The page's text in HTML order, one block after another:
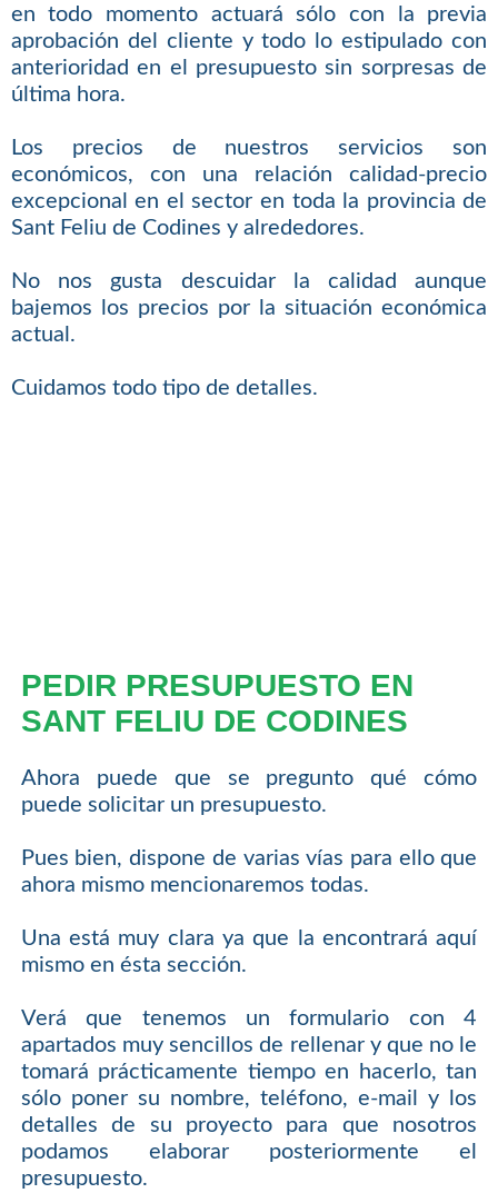
en todo momento actuará sólo con la previa
aprobación del cliente y todo lo estipulado con
anterioridad en el presupuesto sin sorpresas de
última hora.
Los precios de nuestros servicios son
económicos, con una relación calidad-precio
excepcional en el sector en toda la provincia de
Sant Feliu de Codines y alrededores.
No nos gusta descuidar la calidad aunque
bajemos los precios por la situación económica
actual.
Cuidamos todo tipo de detalles.
PEDIR PRESUPUESTO EN
SANT FELIU DE CODINES
Ahora puede que se pregunto qué cómo
puede solicitar un presupuesto.
Pues bien, dispone de varias vías para ello que
ahora mismo mencionaremos todas.
Una está muy clara ya que la encontrará aquí
mismo en ésta sección.
Verá que tenemos un formulario con 4
apartados muy sencillos de rellenar y que no le
tomará prácticamente tiempo en hacerlo, tan
sólo poner su nombre, teléfono, e-mail y los
detalles de su proyecto para que nosotros
podamos elaborar posteriormente el
presupuesto.